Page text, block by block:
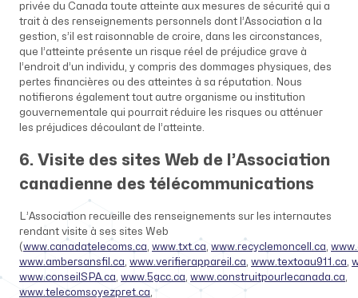
privée du Canada toute atteinte aux mesures de sécurité qui a
trait à des renseignements personnels dont l’Association a la
gestion, s’il est raisonnable de croire, dans les circonstances,
que l’atteinte présente un risque réel de préjudice grave à
l’endroit d’un individu, y compris des dommages physiques, des
pertes financières ou des atteintes à sa réputation. Nous
notifierons également tout autre organisme ou institution
gouvernementale qui pourrait réduire les risques ou atténuer
les préjudices découlant de l’atteinte.
6. Visite des sites Web de l’Association
canadienne des télécommunications
L’Association recueille des renseignements sur les internautes
rendant visite à ses sites Web
(www.canadatelecoms.ca www.txt.ca www.recyclemoncell.ca
www.ambersansfil.ca www.verifierappareil.ca www.textoau911.ca
www.conseilSPA.ca www.5gcc.ca www.construitpourlecanada.ca
www.telecomsoyezpret.ca